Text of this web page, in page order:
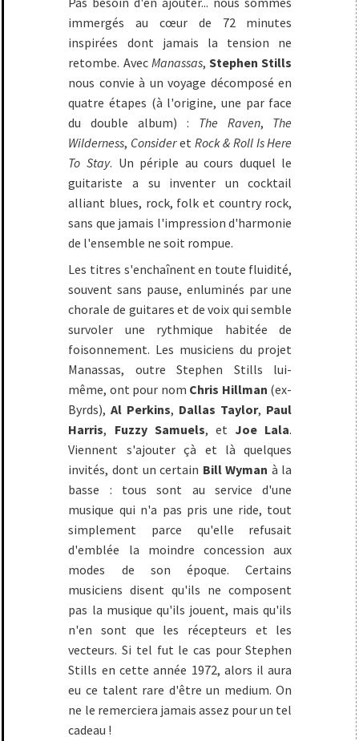
immergés au cœur de 72 minutes
inspirées dont jamais la tension ne
retombe. Avec Manassas,Stephen Stills
nous convie à un voyage décomposé en
quatre étapes (à l'origine, une par face
du double album) : The Raven, The
Wilderness, Consideret Rock & Roll Is Here
To Stay. Un périple au cours duquel le
guitariste a su inventer un cocktail
alliant blues, rock, folk et country rock,
sans que jamais l'impression d'harmonie
de l'ensemble ne soit rompue.
Les titres s'enchaînent en toute fluidité,
souvent sans pause, enluminés par une
chorale de guitares et de voix qui semble
survoler une rythmique habitée de
foisonnement. Les musiciens du projet
Manassas, outre Stephen Stills lui-
même, ont pour nom Chris Hillman (ex-
Byrds),Al Perkins, Dallas Taylor, Paul
Harris, Fuzzy Samuels, etJoe Lala.
Viennent s'ajouter çà et là quelques
invités, dont un certain Bill Wyman à la
basse : tous sont au service d'une
musique qui n'a pas pris une ride, tout
simplement parce qu'elle refusait
d'emblée la moindre concession aux
modes de son époque. Certains
musiciens disent qu'ils ne composent
pas la musique qu'ils jouent, mais qu'ils
n'en sont que les récepteurs et les
vecteurs. Si tel fut le cas pour Stephen
Stills en cette année 1972, alors il aura
eu ce talent rare d'être un medium. On
ne le remerciera jamais assez pour un tel
cadeau !